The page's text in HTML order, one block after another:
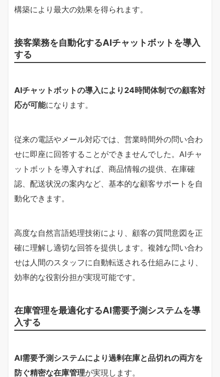
構築により最大の効果を得られます。
接客業務を自動化するAIチャットボットを導入
する
AIチャットボットの導入により24時間体制での顧客対
応が可能になります。
従来の電話やメール対応では、営業時間外の問い合わ
せに即座に回答することができませんでした。AIチャ
ットボットを導入すれば、商品情報の提供、在庫確
認、配送状況の案内など、基本的な顧客サポートを自
動化できます。
高度な自然言語処理技術により、顧客の質問意図を正
確に理解し適切な回答を提供します。複雑な問い合わ
せは人間のスタッフに自動転送される仕組みにより、
効率的な役割分担が実現可能です。
在庫管理を最適化するAI需要予測システムを導
入する
AI需要予測システムにより過剰在庫と品切れの両方を
防ぐ精密な在庫管理が実現します。